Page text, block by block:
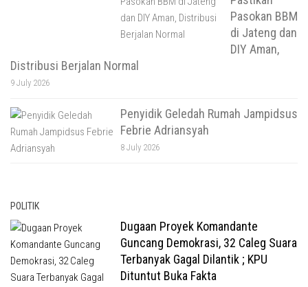
Pasokan BBM
di Jateng dan
DIY Aman,
Distribusi Berjalan Normal
9 July 2026
Penyidik Geledah Rumah Jampidsus
Febrie Adriansyah
8 July 2026
POLITIK
Dugaan Proyek Komandante
Guncang Demokrasi, 32 Caleg Suara
Terbanyak Gagal Dilantik ; KPU
Dituntut Buka Fakta